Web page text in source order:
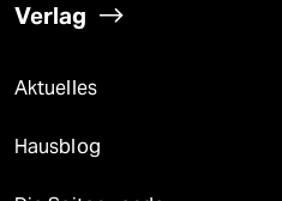
Verlag
Aktuelles
Hausblog